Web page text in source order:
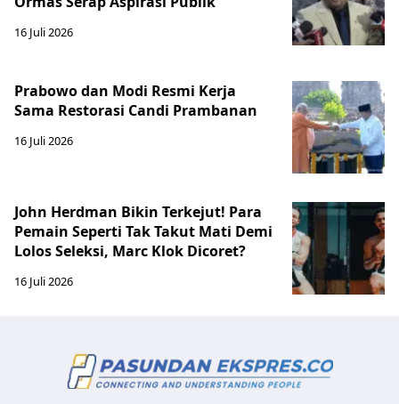
16 Juli 2026
Prabowo dan Modi Resmi Kerja
Sama Restorasi Candi Prambanan
16 Juli 2026
John Herdman Bikin Terkejut! Para
Pemain Seperti Tak Takut Mati Demi
Lolos Seleksi, Marc Klok Dicoret?
16 Juli 2026